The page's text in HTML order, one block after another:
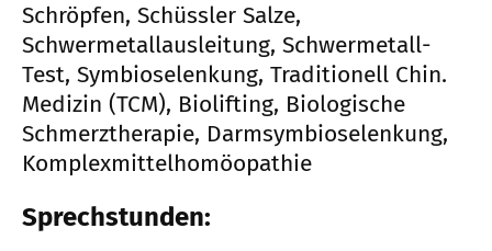
Schröpfen, Schüssler Salze,
Schwermetallausleitung, Schwermetall-
Test, Symbioselenkung, Traditionell Chin.
Medizin (TCM), Biolifting, Biologische
Schmerztherapie, Darmsymbioselenkung,
Komplexmittelhomöopathie
Sprechstunden: